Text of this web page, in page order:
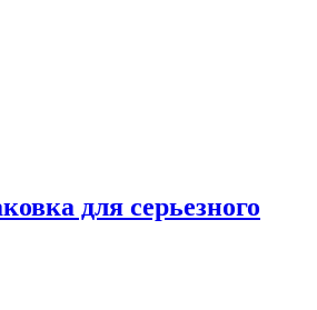
для серьезного